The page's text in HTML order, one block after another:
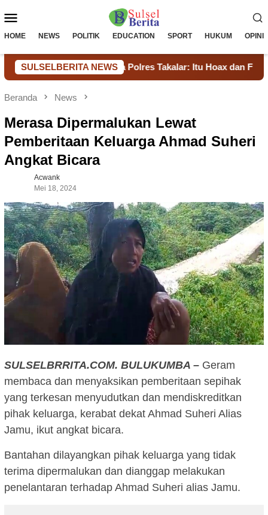
ke
Mobile
HOME NEWS POLITIK EDUCATION SPORT HUKUM OPINI
SULSELBERITA NEWS
Narkoba Polres Takalar: Itu Hoax dan Fitnah, Langkah
Beranda News
Merasa Dipermalukan Lewat
Pemberitaan Keluarga Ahmad Suheri
Angkat Bicara
Acwank
Mei 18, 2024
SULSELBRRITA.COM. BULUKUMBA – Geram
membaca dan menyaksikan pemberitaan sepihak
yang terkesan menyudutkan dan mendiskreditkan
pihak keluarga, kerabat dekat Ahmad Suheri Alias
Jamu, ikut angkat bicara.
Bantahan dilayangkan pihak keluarga yang tidak
terima dipermalukan dan dianggap melakukan
penelantaran terhadap Ahmad Suheri alias Jamu.